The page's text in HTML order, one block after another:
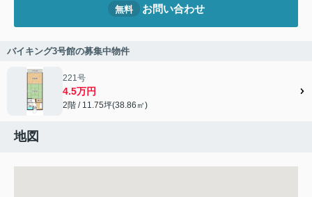
無料 お問い合わせ
バイキング3号館の募集中物件
221号
4.5万円
2階 / 11.75坪(38.86㎡)
地図